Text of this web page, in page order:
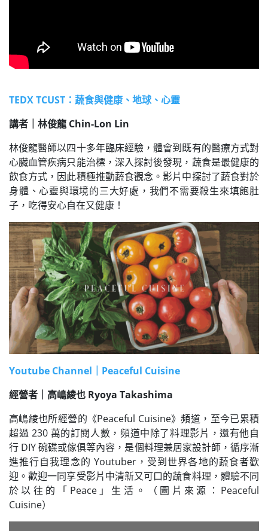
TEDX TCUST：蔬食與健康、地球、心靈
講者｜林俊龍 Chin-Lon Lin
林俊龍醫師以四十多年臨床經驗，體會到既有的醫療方式對
心臟血管疾病只能治標，深入探討後發現，蔬食是最健康的
飲食方式，因此積極推動蔬食觀念。影片中探討了蔬食對於
身體、心靈與環境的三大好處，我們不需要殺生來填飽肚
子，吃得安心自在又健康！
Youtube Channel｜Peaceful Cuisine
經營者｜高嶋綾也 Ryoya Takashima
高嶋綾也所經營的《Peaceful Cuisine》頻道，至今已累積
超過 230 萬的訂閱人數，頻道中除了料理影片，還有他自
行 DIY 碗碟或傢俱等內容，是個料理兼居家設計師，循序漸
進推行自我理念的 Youtuber，受到世界各地的蔬食者歡
迎。歡迎一同享受影片中清新又可口的蔬食料理，體驗不同
於以往的「Peace」生活。（圖片來源：Peaceful
Cuisine）